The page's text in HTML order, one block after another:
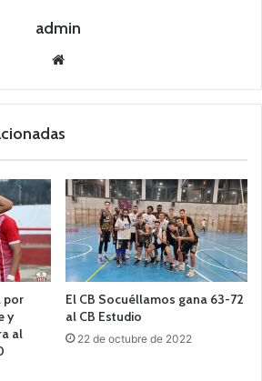
admin
we
por
y
al
El CB Socuéllamos gana 63-72
al CB Estudio
22 de octubre de 2022